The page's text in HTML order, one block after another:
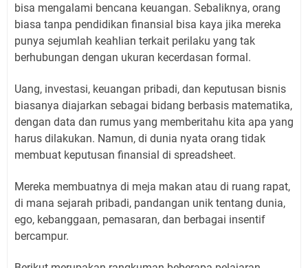
bisa mengalami bencana keuangan. Sebaliknya, orang
biasa tanpa pendidikan finansial bisa kaya jika mereka
punya sejumlah keahlian terkait perilaku yang tak
berhubungan dengan ukuran kecerdasan formal.
Uang, investasi, keuangan pribadi, dan keputusan bisnis
biasanya diajarkan sebagai bidang berbasis matematika,
dengan data dan rumus yang memberitahu kita apa yang
harus dilakukan. Namun, di dunia nyata orang tidak
membuat keputusan finansial di spreadsheet.
Mereka membuatnya di meja makan atau di ruang rapat,
di mana sejarah pribadi, pandangan unik tentang dunia,
ego, kebanggaan, pemasaran, dan berbagai insentif
bercampur.